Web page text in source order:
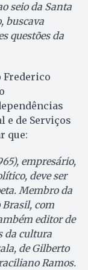
seio da Santa
buscava
questões da
Frederico
e de Serviços
que:
empresário,
deve ser
Membro da
Brasil, com
editor de
da cultura
de Gilberto
Ramos.